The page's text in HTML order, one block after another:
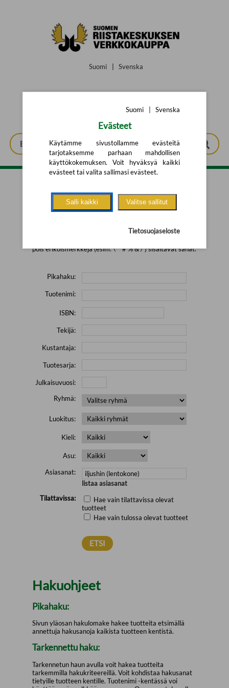
Suomi Svenska
Tarkennettu haku
pois erikoismerkkejä (esim. \' " # % & / ) sisältävät sanat.
Pikahaku:
Tuotenimi:
ISBN:
Tekijä:
Kustantaja:
Tuotesarja:
Julkaisuvuosi:
Ryhmä:
Luokitus:
Kieli:
Asu:
Asiasanat:
listaa asiasanat
Tilattavissa:
Hae vain tilattavissa olevat
tuotteet
Hae vain tulossa olevat tuotteet
Hakuohjeet
Pikahaku:
Sivun yläosan hakulomake hakee tuotteita etsimällä
annettuja hakusanoja kaikista tuotteen kentistä.
Tarkennettu haku:
Tarkennetun haun avulla voit hakea tuotteita
tarkemmilla hakukriteereillä. Voit kohdistaa hakusanat
tietyille tuotteen kentille. Tuotenimi -kentässä voi
Suomi Svenska
Evästeet
Käytämme sivustollamme evästeitä
tarjotaksemme parhaan mahdollisen
käyttökokemuksen. Voit hyväksyä kaikki
evästeet tai valita sallimasi evästeet.
Salli kaikki Valitse sallitut
Tietosuojaseloste